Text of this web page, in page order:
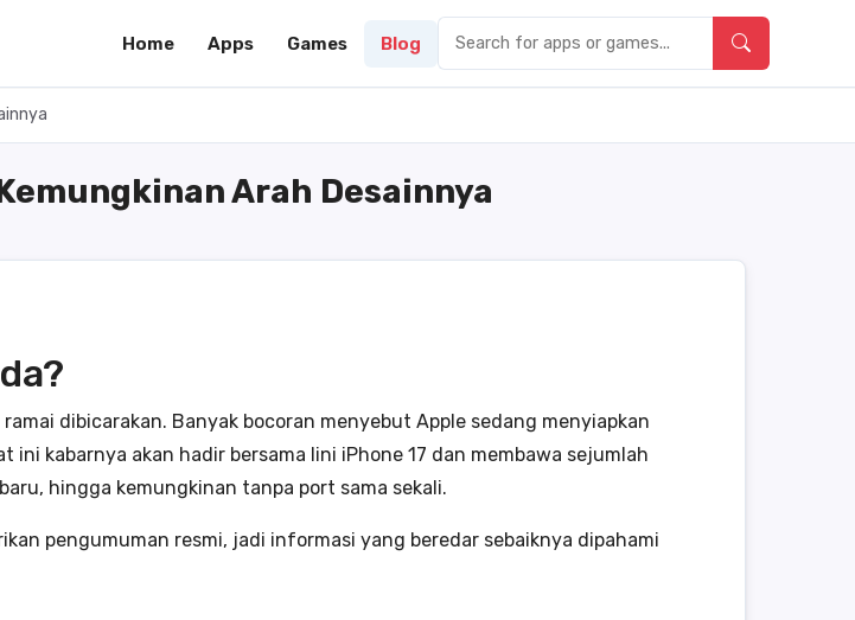
Home Apps Games Blog
Arah Desainnya
dibicarakan. Banyak bocoran menyebut Apple sedang menyiapkan
kabarnya akan hadir bersama lini iPhone 17 dan membawa sejumlah
hingga kemungkinan tanpa port sama sekali.
pengumuman resmi, jadi informasi yang beredar sebaiknya dipahami